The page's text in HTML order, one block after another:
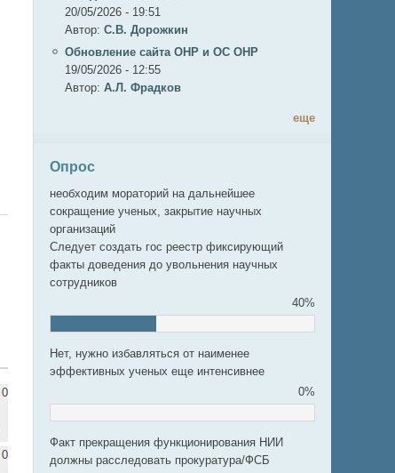
0
0
20/05/2026 - 19:51
Автор: С.В. Дорожкин
Обновление сайта ОНР и ОС ОНР
19/05/2026 - 12:55
Автор: А.Л. Фрадков
еще
Опрос
необходим мораторий на дальнейшее
сокращение ученых, закрытие научных
организаций
Следует создать гос реестр фиксирующий
факты доведения до увольнения научных
сотрудников
40%
Нет, нужно избавляться от наименее
эффективных ученых еще интенсивнее
0%
Факт прекращения функционирования НИИ
должны расследовать прокуратура/ФСБ